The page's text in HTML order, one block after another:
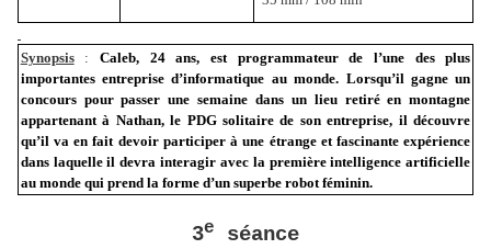
Synopsis :
Caleb, 24 ans, est programmateur de l’une des plus
importantes entreprise d’informatique au monde. Lorsqu’il gagne un
concours pour passer une semaine dans un lieu retiré en montagne
appartenant à Nathan, le PDG solitaire de son entreprise, il découvre
qu’il va en fait devoir participer à une étrange et fascinante expérience
dans laquelle il devra interagir avec la première intelligence artificielle
au monde qui prend la forme d’un superbe robot féminin.
3e
séance